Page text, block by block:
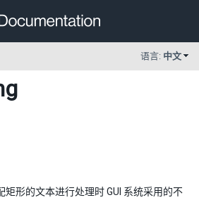
语言: 中文
矩形的文本进行处理时 GUI 系统采用的不